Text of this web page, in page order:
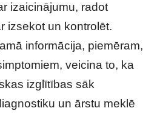
izaicinājumu, radot
izsekot un kontrolēt.
informācija, piemēram,
veicina to, ka
izglītības sāk
un ārstu meklē